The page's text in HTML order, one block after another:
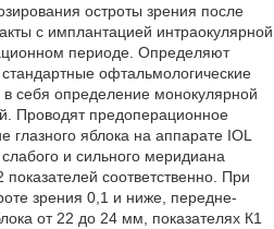
остроты зрения после
с имплантацией интраокулярной
периоде. Определяют
офтальмологические
себя определение монокулярной
Проводят предоперационное
глазного яблока на аппарате IOL
и сильного меридиана
соответственно. При
зрения 0,1 и ниже, передне-
от 22 до 24 мм, показателях К1